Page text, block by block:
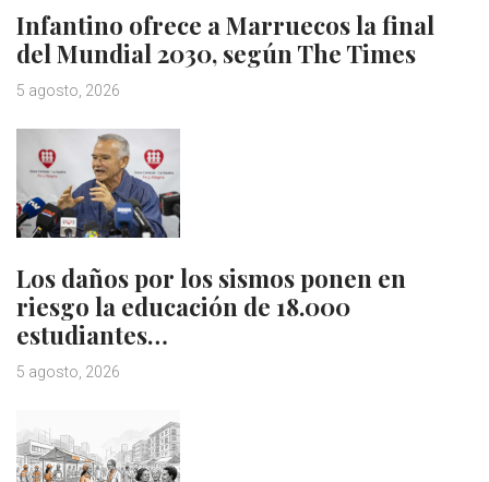
Infantino ofrece a Marruecos la final
del Mundial 2030, según The Times
5 agosto, 2026
Los daños por los sismos ponen en
riesgo la educación de 18.000
estudiantes…
5 agosto, 2026